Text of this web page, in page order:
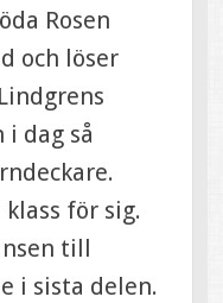
Rosen
och löser
dag så
för sig.
till
i sista delen.